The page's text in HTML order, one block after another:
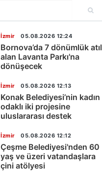
İzmir 05.08.2026 12:24
Bornova’da 7 dönümlük atıl
alan Lavanta Parkı'na
dönüşecek
İzmir 05.08.2026 12:13
Konak Belediyesi’nin kadın
odaklı iki projesine
uluslararası destek
İzmir 05.08.2026 12:12
Çeşme Belediyesi'nden 60
yaş ve üzeri vatandaşlara
çini atölyesi